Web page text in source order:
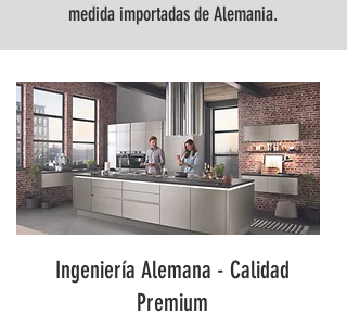
medida importadas de Alemania.
Ingeniería Alemana - Calidad
Premium